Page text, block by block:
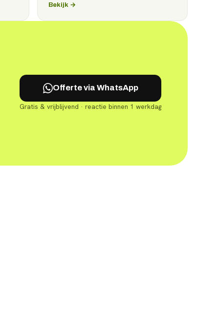
Bekijk →
Offerte via WhatsApp
Gratis & vrijblijvend · reactie binnen 1 werkdag